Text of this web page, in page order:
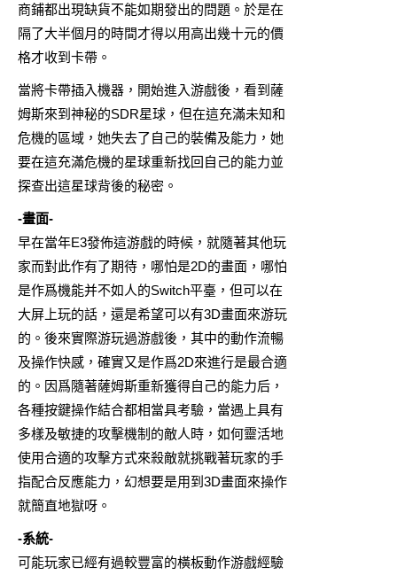
商鋪都出現缺貨不能如期發出的問題。於是在
隔了大半個月的時間才得以用高出幾十元的價
格才收到卡帶。
當將卡帶插入機器，開始進入游戲後，看到薩
姆斯來到神秘的SDR星球，但在這充滿未知和
危機的區域，她失去了自己的裝備及能力，她
要在這充滿危機的星球重新找回自己的能力並
探查出這星球背後的秘密。
-畫面-
早在當年E3發佈這游戲的時候，就隨著其他玩
家而對此作有了期待，哪怕是2D的畫面，哪怕
是作爲機能并不如人的Switch平臺，但可以在
大屏上玩的話，還是希望可以有3D畫面來游玩
的。後來實際游玩過游戲後，其中的動作流暢
及操作快感，確實又是作爲2D來進行是最合適
的。因爲隨著薩姆斯重新獲得自己的能力后，
各種按鍵操作結合都相當具考驗，當遇上具有
多樣及敏捷的攻擊機制的敵人時，如何靈活地
使用合適的攻擊方式來殺敵就挑戰著玩家的手
指配合反應能力，幻想要是用到3D畫面來操作
就簡直地獄呀。
-系統-
可能玩家已經有過較豐富的橫板動作游戲經驗